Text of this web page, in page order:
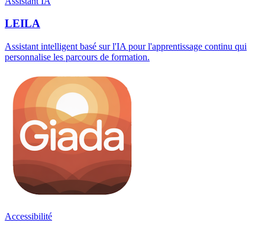
LEILA
Assistant intelligent basé sur l'IA pour l'apprentissage continu qui
personnalise les parcours de formation.
Accessibilité